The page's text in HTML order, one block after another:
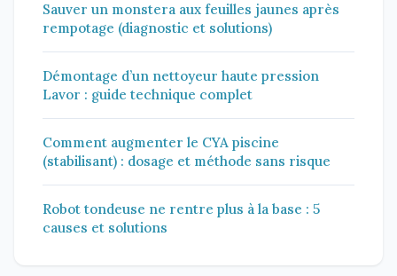
Sauver un monstera aux feuilles jaunes après
rempotage (diagnostic et solutions)
Démontage d’un nettoyeur haute pression
Lavor : guide technique complet
Comment augmenter le CYA piscine
(stabilisant) : dosage et méthode sans risque
Robot tondeuse ne rentre plus à la base : 5
causes et solutions